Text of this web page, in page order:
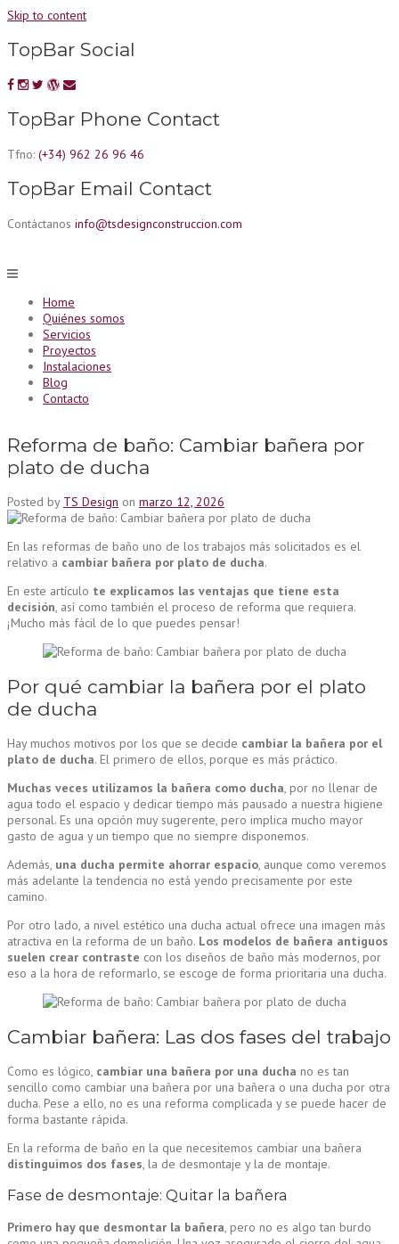
Skip to content
TopBar Social
TopBar Phone Contact
Tfno: (+34) 962 26 96 46
TopBar Email Contact
Contáctanos info@tsdesignconstruccion.com
Home
Quiénes somos
Servicios
Proyectos
Instalaciones
Blog
Contacto
Reforma de baño: Cambiar bañera por
plato de ducha
Posted by TS Design on marzo 12, 2026
En las reformas de baño uno de los trabajos más solicitados es el
relativo a cambiar bañera por plato de ducha.
En este artículo te explicamos las ventajas que tiene esta
decisión, así como también el proceso de reforma que requiera.
¡Mucho más fácil de lo que puedes pensar!
Por qué cambiar la bañera por el plato
de ducha
Hay muchos motivos por los que se decide cambiar la bañera por el
plato de ducha. El primero de ellos, porque es más práctico.
Muchas veces utilizamos la bañera como ducha, por no llenar de
agua todo el espacio y dedicar tiempo más pausado a nuestra higiene
personal. Es una opción muy sugerente, pero implica mucho mayor
gasto de agua y un tiempo que no siempre disponemos.
Además, una ducha permite ahorrar espacio, aunque como veremos
más adelante la tendencia no está yendo precisamente por este
camino.
Por otro lado, a nivel estético una ducha actual ofrece una imagen más
atractiva en la reforma de un baño. Los modelos de bañera antiguos
suelen crear contraste con los diseños de baño más modernos, por
eso a la hora de reformarlo, se escoge de forma prioritaria una ducha.
Cambiar bañera: Las dos fases del trabajo
Como es lógico, cambiar una bañera por una ducha no es tan
sencillo como cambiar una bañera por una bañera o una ducha por otra
ducha. Pese a ello, no es una reforma complicada y se puede hacer de
forma bastante rápida.
En la reforma de baño en la que necesitemos cambiar una bañera
distinguimos dos fases, la de desmontaje y la de montaje.
Fase de desmontaje: Quitar la bañera
Primero hay que desmontar la bañera, pero no es algo tan burdo